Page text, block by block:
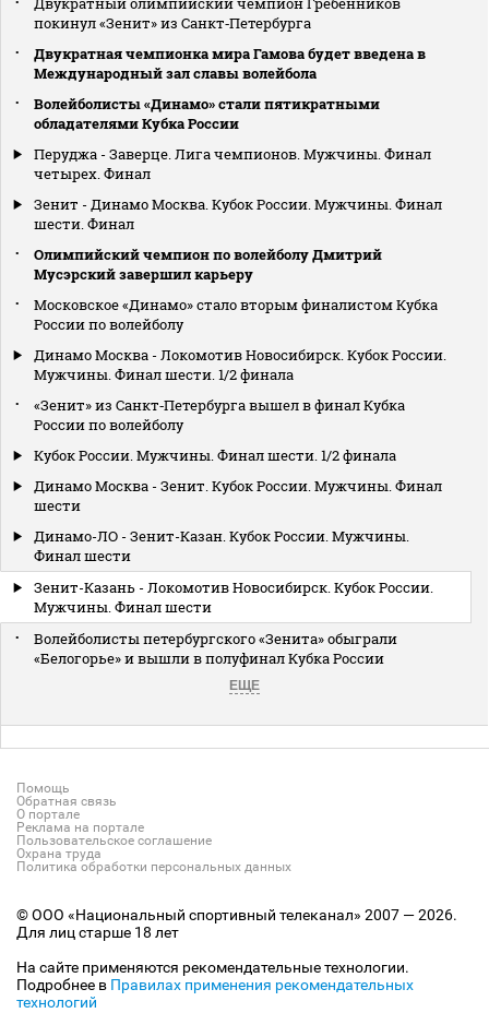
покинул «Зенит» из Санкт‑Петербурга
Двукратная чемпионка мира Гамова будет введена в
Международный зал славы волейбола
Волейболисты «Динамо» стали пятикратными
обладателями Кубка России
Перуджа - Заверце. Лига чемпионов. Мужчины. Финал
четырех. Финал
Зенит - Динамо Москва. Кубок России. Мужчины. Финал
шести. Финал
Олимпийский чемпион по волейболу Дмитрий
Мусэрский завершил карьеру
Московское «Динамо» стало вторым финалистом Кубка
России по волейболу
Динамо Москва - Локомотив Новосибирск. Кубок России.
Мужчины. Финал шести. 1/2 финала
«Зенит» из Санкт‑Петербурга вышел в финал Кубка
России по волейболу
Кубок России. Мужчины. Финал шести. 1/2 финала
Динамо Москва - Зенит. Кубок России. Мужчины. Финал
шести
Динамо-ЛО - Зенит-Казан. Кубок России. Мужчины.
Финал шести
Зенит-Казань - Локомотив Новосибирск. Кубок России.
Мужчины. Финал шести
Волейболисты петербургского «Зенита» обыграли
«Белогорье» и вышли в полуфинал Кубка России
ЕЩЕ
Помощь
Обратная связь
О портале
Реклама на портале
Пользовательское соглашение
Охрана труда
Политика обработки персональных данных
© ООО «Национальный спортивный телеканал» 2007 — 2026.
Для лиц старше 18 лет
На сайте применяются рекомендательные технологии.
Подробнее в Правилах применения рекомендательных
технологий